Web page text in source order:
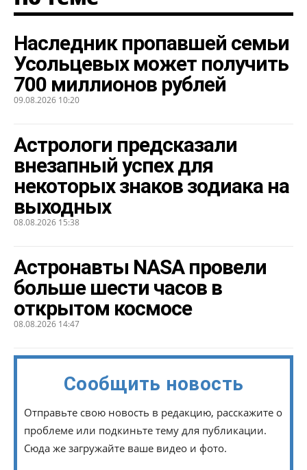
Наследник пропавшей семьи
Усольцевых может получить
700 миллионов рублей
09.08.2026 10:20
Астрологи предсказали
внезапный успех для
некоторых знаков зодиака на
выходных
08.08.2026 15:38
Астронавты NASA провели
больше шести часов в
открытом космосе
08.08.2026 14:47
Сообщить новость
Отправьте свою новость в редакцию, расскажите о
проблеме или подкиньте тему для публикации.
Сюда же загружайте ваше видео и фото.